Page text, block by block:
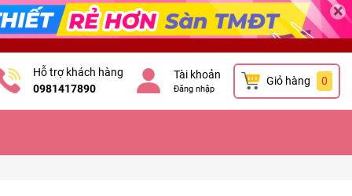
×
Hỗ trợ khách hàng
0981417890
Tài khoản
Đăng nhập
Giỏ hàng 0